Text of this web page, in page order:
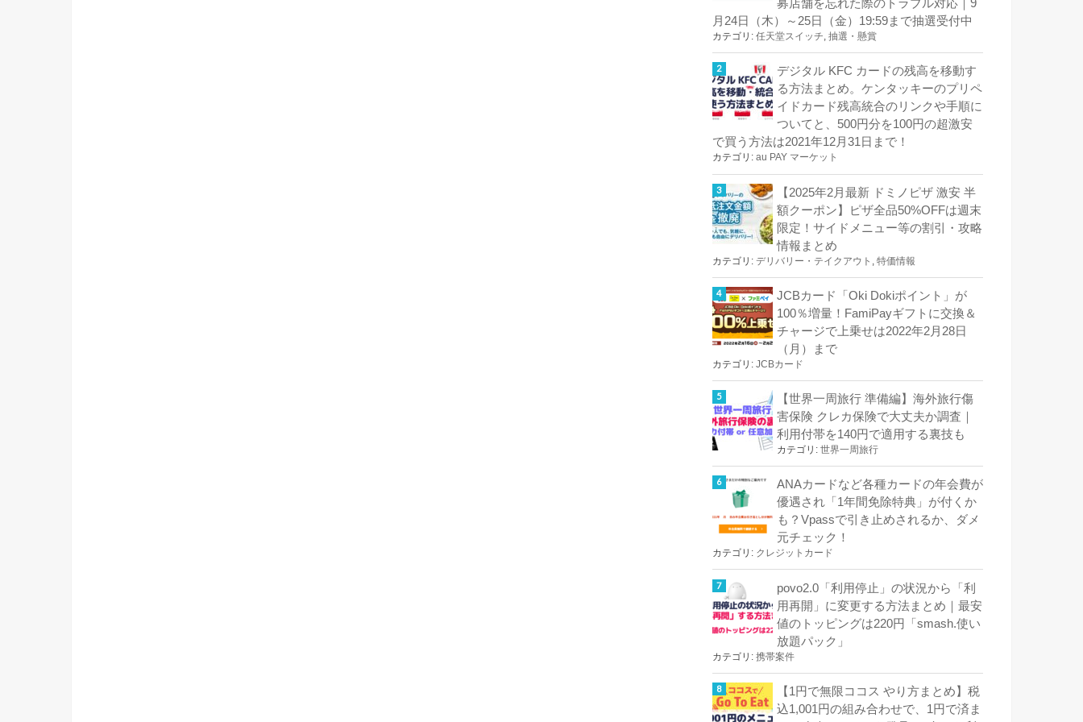
募店舗を忘れた際のトラブル対応｜9
月24日（木）～25日（金）19:59まで抽選受付中
カテゴリ: 任天堂スイッチ, 抽選・懸賞
デジタル KFC カードの残高を移動す
る方法まとめ。ケンタッキーのプリペ
イドカード残高統合のリンクや手順に
ついてと、500円分を100円の超激安
で買う方法は2021年12月31日まで！
カテゴリ: au PAY マーケット
【2025年2月最新 ドミノピザ 激安 半
額クーポン】ピザ全品50%OFFは週末
限定！サイドメニュー等の割引・攻略
情報まとめ
カテゴリ: デリバリー・テイクアウト 特価情報
JCBカード「Oki Dokiポイント」が
100％増量！FamiPayギフトに交換＆
チャージで上乗せは2022年2月28日
（月）まで
カテゴリ: JCBカード
【世界一周旅行 準備編】海外旅行傷
害保険 クレカ保険で大丈夫か調査｜
利用付帯を140円で適用する裏技も
カテゴリ: 世界一周旅行
ANAカードなど各種カードの年会費が
優遇され「1年間免除特典」が付くか
も？Vpassで引き止めされるか、ダメ
元チェック！
カテゴリ: クレジットカード
povo2.0「利用停止」の状況から「利
用再開」に変更する方法まとめ｜最安
値のトッピングは220円「smash.使い
放題パック」
カテゴリ: 携帯案件
【1円で無限ココス やり方まとめ】税
込1,001円の組み合わせで、1円で済ま